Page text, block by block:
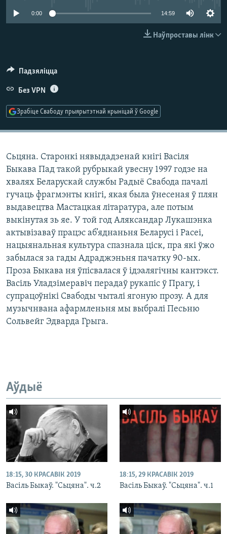
КАЛЯНДАР
НА ХВАЛЯХ СВАБОДЫ
0:00 14:59
Наўпроставы лінк
Падзяліцца
Без VPN
Зрабіце Свабоду прыярытэтнай крыніцай ў Google
Сьцяна. Старонкі нявыдадзенай кнігі Васіля
Быкава Пад такой рубрыкай увесну 1997 годзе на
хвалях Беларускай службы Радыё Свабода пачалі
гучаць фрагмэнты кнігі, якая была ўнесеная ў плян
выдавецтва Мастацкая літаратура, але потым
выкінутая зь яе. У той год Аляксандар Лукашэнка
актывізаваў працэс аб’яднаньня Беларусі і Расеі,
нацыянальная культура спазнала ціск, пра які ўжо
забылася за гады Адраджэньня пачатку 90-ых.
Проза Быкава ня ўпісвалася ў ідэалягічны кантэкст.
Васіль Уладзімеравіч перадаў рукапіс ў Прагу, і
супрацоўнікі Свабоды чыталі ягоную прозу. А для
музычнвана афармленьня мы выбралі Песьню
Сольвейг Эдварда Грыга.
Аўдыё
18:15, 30 КРАСАВІК 2019
Васіль Быкаў. "Сьцяна". ч.2
18:15, 29 КРАСАВІК 2019
Васіль Быкаў. "Сьцяна". ч.1